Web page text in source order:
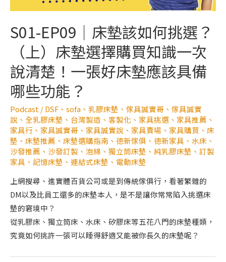
S01-EP09｜床墊該如何挑選？
（上）床墊選擇購買知識一次
說清楚！一張好床墊應該具備
哪些功能？
Podcast /DSF 、 sofa 、 乳膠床墊 、 傢具誠實哥 、 傢具誠實
說 、 全乳膠床墊 、 台灣製造 、 客製化 、 家具挑選 、 家具推薦 、
家具行 、 家具誠實哥 、 家具誠實說 、 家具賣場 、 家具購買 、 床
墊 、 床墊推薦 、 床墊選購指南 、 德新傢俱 、 德新家具 、 水床 、
沙發推薦 、 沙發訂製 、 泡綿 、 獨立筒床墊 、 純乳膠床墊 、 訂製
家具 、 記憶床墊 、 連結式床墊 、 電動床墊
上網搜尋、進實體百貨公司或是到傳統傢俱行，看著繁雜的
DM以及比員工還多的床墊本人，是不是讓你常常陷入挑選床
墊的窘境中？
從乳膠床、獨立筒床、水床、矽膠床等五花八門的床墊種類，
究竟如何挑許一張可以睡得舒適又能被你長久的床墊呢？